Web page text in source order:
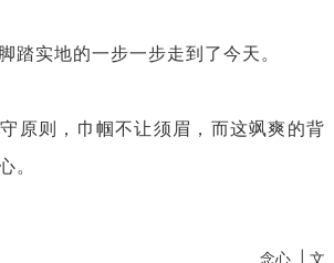
实地的一步一步走到了今天。
则，巾帼不让须眉，而这飒爽的背
。
念心 | 文